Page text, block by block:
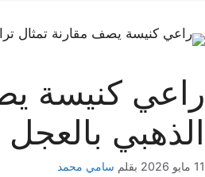
راعي كنيسة
الذهبي
11 مايو 2026 بقلم سامي محمد